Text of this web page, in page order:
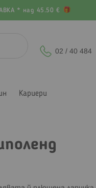
* над 45.50 €
02 / 40 484
Кариери